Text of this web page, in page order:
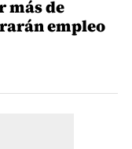
más de
empleo